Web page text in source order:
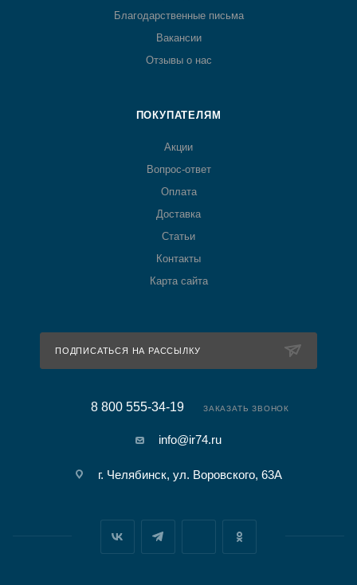
Благодарственные письма
Вакансии
Отзывы о нас
ПОКУПАТЕЛЯМ
Акции
Вопрос-ответ
Оплата
Доставка
Статьи
Контакты
Карта сайта
ПОДПИСАТЬСЯ НА РАССЫЛКУ
8 800 555-34-19 ЗАКАЗАТЬ ЗВОНОК
info@ir74.ru
г. Челябинск, ул. Воровского, 63А